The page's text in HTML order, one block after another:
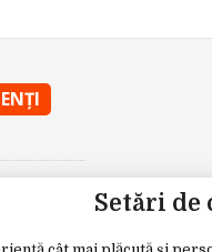
Setări